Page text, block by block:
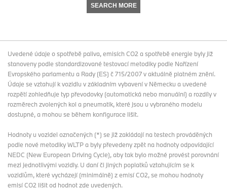
SEARCH MORE
Uvedené údaje o spotřebě paliva, emisích CO2 a spotřebě energie byly již
stanoveny podle standardizované testovací metodiky podle Nařízení
Evropského parlamentu a Rady (ES) č 715/2007 v aktuálně platném znění.
Údaje se vztahují k vozidlu v základním vybavení v Německu a uvedené
rozpětí zohledňuje typ převodovky (automatická nebo manuální) a rozdíly v
rozměrech zvolených kol a pneumatik, které jsou u vybraného modelu
dostupné, a mohou se během konfigurace lišit.
Hodnoty u vozidel označených (*) se již zakládají na testech prováděných
podle nové metodiky WLTP a byly převedeny zpět na hodnoty odpovídající
NEDC (New European Driving Cycle), aby tak bylo možné provést porovnání
mezi jednotlivými vozidly. U daní či jiných poplatků vztahujícím se k
vozidlům, které vycházejí (minimálně) z emisí CO2, se mohou hodnoty
emisí CO2 lišit od hodnot zde uvedených.